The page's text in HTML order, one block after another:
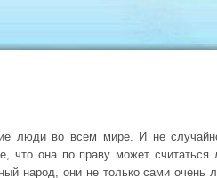
люди во всем мире. И не
что она по праву может считаться
народ, они не только сами очень